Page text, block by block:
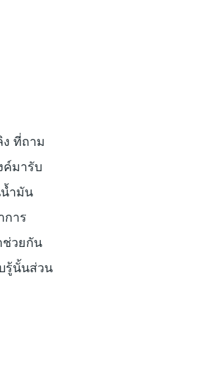
ที่ถาม
ค์มารับ
ำมัน
การ
ช่วยกัน
รู้นั้นส่วน